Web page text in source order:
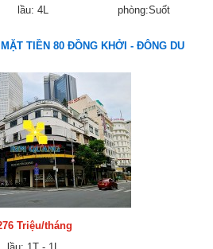
lầu: 4L phòng:Suốt
TIỀN 80 ĐỒNG KHỞI - ĐÔNG DU
Triệu/tháng